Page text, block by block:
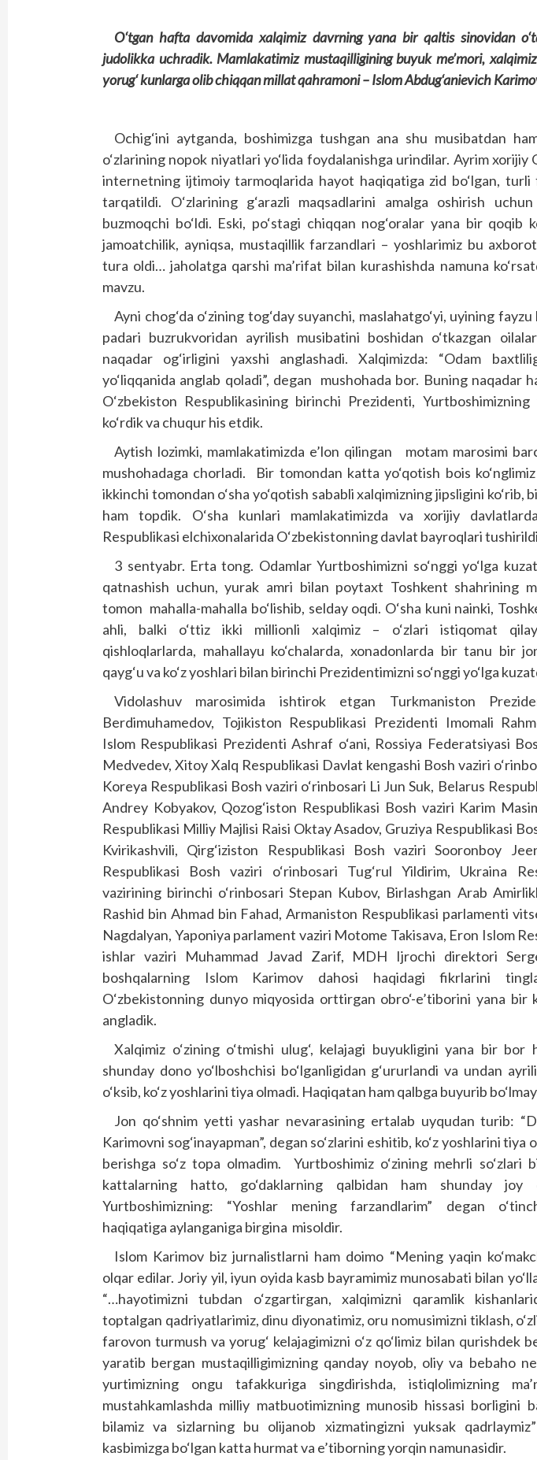
O‘tgan hafta davomida xalqimiz davrning yana bir qaltis sinovidan
judolikka uchradik. Mamlakatimiz mustaqilligining buyuk me’mori,
yorug‘ kunlarga olib chiqqan millat qahramoni – Islom Abdug‘anievich
Ochig‘ini aytganda, boshimizga tushgan ana shu musibatdan
o‘zlarining nopok niyatlari yo‘lida foydalanishga urindilar. Ayrim xorijiy
internetning ijtimoiy tarmoqlarida hayot haqiqatiga zid bo‘lgan, turli
tarqatildi. O‘zlarining g‘arazli maqsadlarini amalga oshirish
buzmoqchi bo‘ldi. Eski, po‘stagi chiqqan nog‘oralar yana bir qoqib
jamoatchilik, ayniqsa, mustaqillik farzandlari – yoshlarimiz bu
tura oldi… jaholatga qarshi ma’rifat bilan kurashishda namuna
mavzu.
Ayni chog‘da o‘zining tog‘day suyanchi, maslahatgo‘yi, uyining fayzu
padari buzrukvoridan ayrilish musibatini boshidan o‘tkazgan
naqadar og‘irligini yaxshi anglashadi. Xalqimizda: “Odam
yo‘liqqanida anglab qoladi”, degan mushohada bor. Buning naqadar
O‘zbekiston Respublikasining birinchi Prezidenti,
ko‘rdik va chuqur his etdik.
Aytish lozimki, mamlakatimizda e’lon qilingan motam marosimi
mushohadaga chorladi. Bir tomondan katta yo‘qotish bois ko‘nglimiz
ikkinchi tomondan o‘sha yo‘qotish sababli xalqimizning jipsligini ko‘rib,
ham topdik. O‘sha kunlari mamlakatimizda va xorijiy
Respublikasi elchixonalarida O‘zbekistonning davlat bayroqlari
3 sentyabr. Erta tong. Odamlar Yurtboshimizni so‘nggi yo‘lga
qatnashish uchun, yurak amri bilan poytaxt Toshkent shahrining
tomon mahalla-mahalla bo‘lishib, selday oqdi. O‘sha kuni nainki,
ahli, balki o‘ttiz ikki millionli xalqimiz – o‘zlari istiqomat
qishloqlarlarda, mahallayu ko‘chalarda, xonadonlarda bir tanu bir
qayg‘u va ko‘z yoshlari bilan birinchi Prezidentimizni so‘nggi yo‘lga
Vidolashuv marosimida ishtirok etgan Turkmaniston
Berdimuhamedov, Tojikiston Respublikasi Prezidenti Imomali
Islom Respublikasi Prezidenti Ashraf o‘ani, Rossiya Federatsiyasi
Medvedev, Xitoy Xalq Respublikasi Davlat kengashi Bosh vaziri
Koreya Respublikasi Bosh vaziri o‘rinbosari Li Jun Suk, Belarus
Andrey Kobyakov, Qozog‘iston Respublikasi Bosh vaziri Karim
Respublikasi Milliy Majlisi Raisi Oktay Asadov, Gruziya Respublikasi
Kvirikashvili, Qirg‘iziston Respublikasi Bosh vaziri Sooronboy
Respublikasi Bosh vaziri o‘rinbosari Tug‘rul Yildirim, Ukraina
vazirining birinchi o‘rinbosari Stepan Kubov, Birlashgan Arab
Rashid bin Ahmad bin Fahad, Armaniston Respublikasi parlamenti
Nagdalyan, Yaponiya parlament vaziri Motome Takisava, Eron Islom
ishlar vaziri Muhammad Javad Zarif, MDH Ijrochi direktori
boshqalarning Islom Karimov dahosi haqidagi fikrlarini
O‘zbekistonning dunyo miqyosida orttirgan obro‘-e’tiborini yana bir
angladik.
Xalqimiz o‘zining o‘tmishi ulug‘, kelajagi buyukligini yana bir bor
shunday dono yo‘lboshchisi bo‘lganligidan g‘ururlandi va undan
o‘ksib, ko‘z yoshlarini tiya olmadi. Haqiqatan ham qalbga buyurib
Jon qo‘shnim yetti yashar nevarasining ertalab uyqudan turib:
Karimovni sog‘inayapman”, degan so‘zlarini eshitib, ko‘z yoshlarini tiya
berishga so‘z topa olmadim. Yurtboshimiz o‘zining mehrli so‘zlari
kattalarning hatto, go‘daklarning qalbidan ham shunday
Yurtboshimizning: “Yoshlar mening farzandlarim” degan
haqiqatiga aylanganiga birgina misoldir.
Islom Karimov biz jurnalistlarni ham doimo “Mening yaqin
olqar edilar. Joriy yil, iyun oyida kasb bayramimiz munosabati bilan
“…hayotimizni tubdan o‘zgartirgan, xalqimizni qaramlik
toptalgan qadriyatlarimiz, dinu diyonatimiz, oru nomusimizni tiklash,
farovon turmush va yorug‘ kelajagimizni o‘z qo‘limiz bilan qurishdek
yaratib bergan mustaqilligimizning qanday noyob, oliy va bebaho
yurtimizning ongu tafakkuriga singdirishda, istiqlolimizning
mustahkamlashda milliy matbuotimizning munosib hissasi borligini
bilamiz va sizlarning bu olijanob xizmatingizni yuksak
kasbimizga bo‘lgan katta hurmat va e’tiborning yorqin namunasidir.